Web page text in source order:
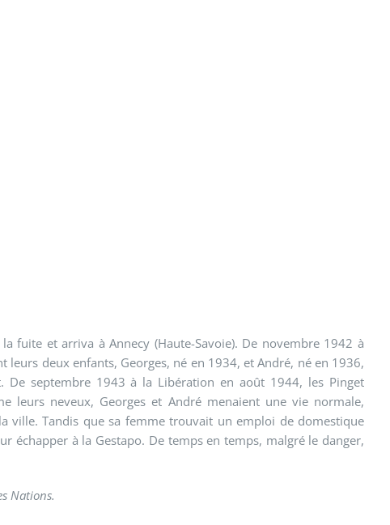
fuite et arriva à Annecy (Haute-Savoie). De novembre 1942 à
deux enfants, Georges, né en 1934, et André, né en 1936,
De septembre 1943 à la Libération en août 1944, les Pinget
leurs neveux, Georges et André menaient une vie normale,
ville. Tandis que sa femme trouvait un emploi de domestique
échapper à la Gestapo. De temps en temps, malgré le danger,
Nations.